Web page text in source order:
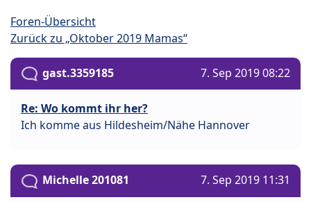
Foren-Übersicht
Zurück zu „Oktober 2019 Mamas“
gast.3359185 7. Sep 2019 08:22
Re: Wo kommt ihr her?
Ich komme aus Hildesheim/Nähe Hannover
Michelle 201081 7. Sep 2019 11:31